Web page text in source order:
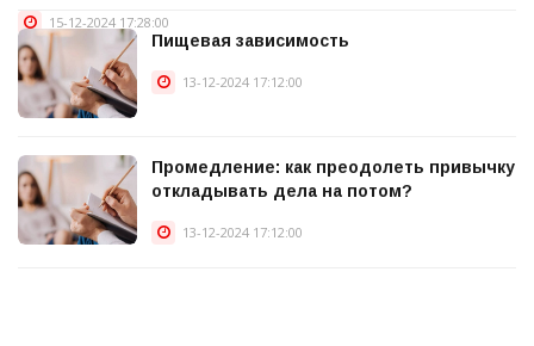
15-12-2024 17:28:00
Пищевая зависимость
13-12-2024 17:12:00
Промедление: как преодолеть привычку
откладывать дела на потом?
13-12-2024 17:12:00